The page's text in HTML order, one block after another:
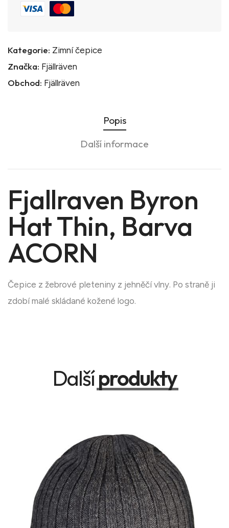
Kategorie: Zimní čepice
Značka: Fjällräven
Obchod: Fjällräven
Popis
Další informace
Fjallraven Byron
Hat Thin, Barva
ACORN
Čepice z žebrové pleteniny z jehněčí vlny. Po straně ji
zdobí malé skládané kožené logo.
Dalšíprodukty